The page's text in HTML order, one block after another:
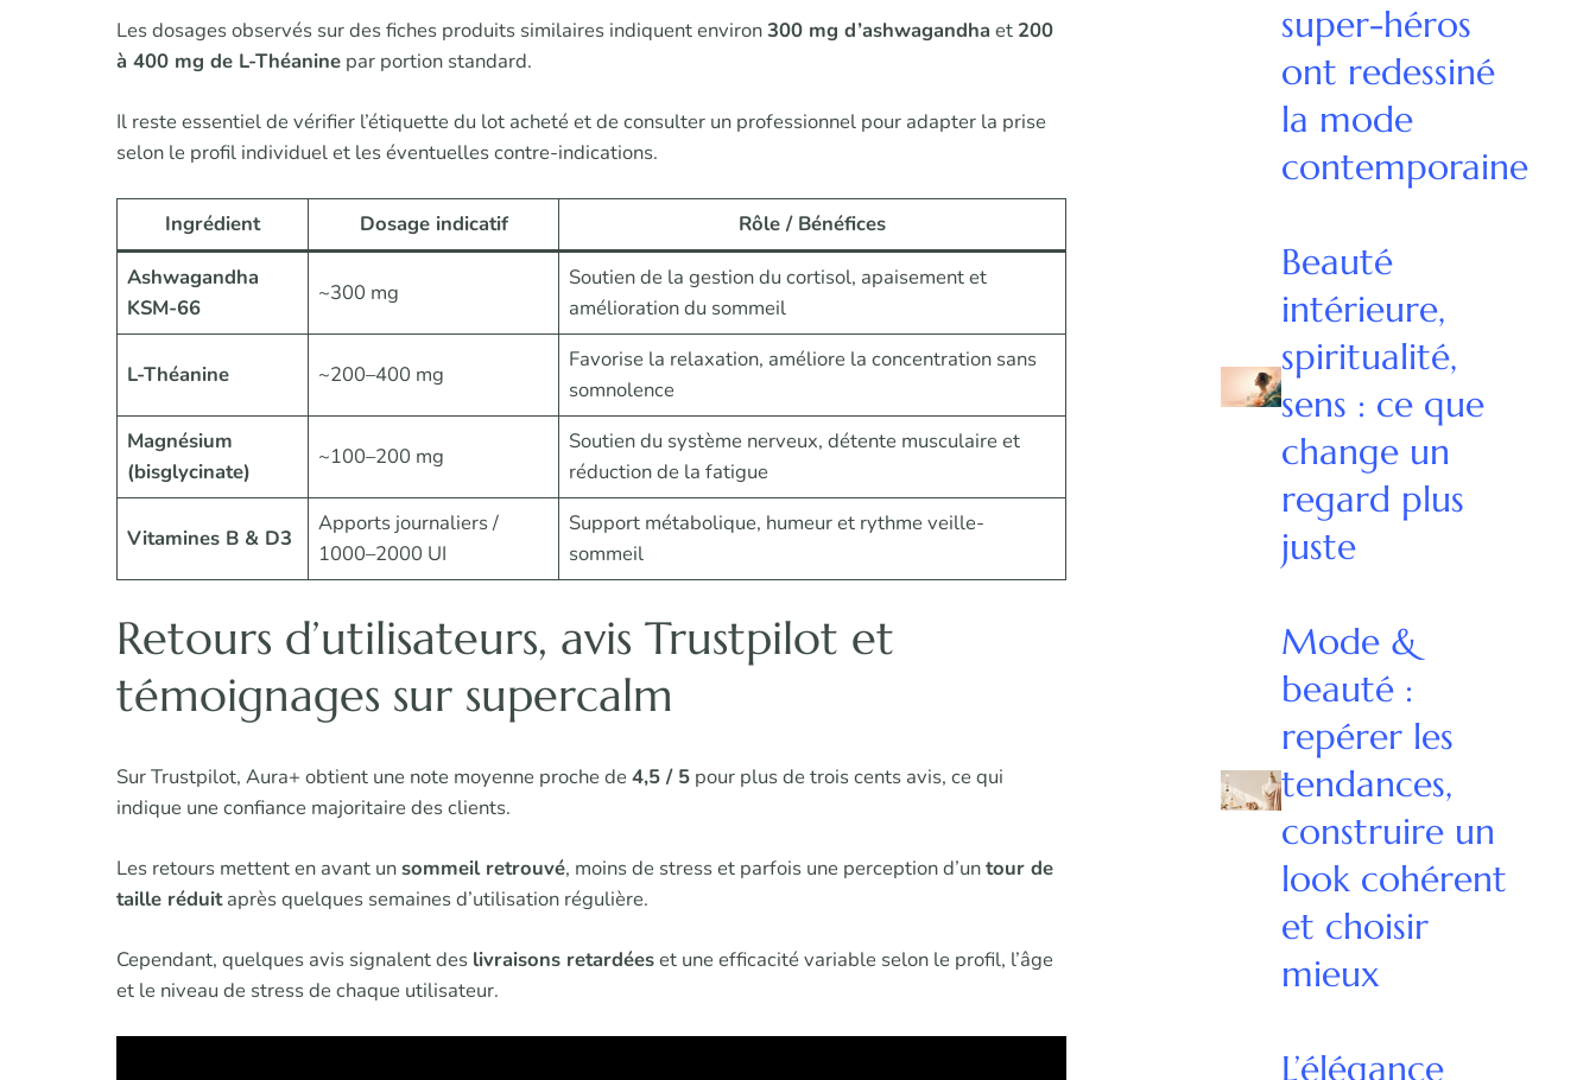
Les dosages observés sur des fiches produits similaires indiquent environ300 mg d’ashwagandha et 200
à 400 mg de L-Théanine par portion standard.
Il reste essentiel de vérifier l’étiquette du lot acheté et de consulter un professionnel pour adapter la prise
selon le profil individuel et les éventuelles contre-indications.
Ingrédient Dosage indicatif
Rôle / Bénéfices
Ashwagandha
KSM-66
~300 mg
Soutien de la gestion du cortisol, apaisement et
amélioration du sommeil
L-Théanine ~200–400 mg
Favorise la relaxation, améliore la concentration sans
somnolence
Magnésium
(bisglycinate)
~100–200 mg
Soutien du système nerveux, détente musculaire et
réduction de la fatigue
Vitamines B & D3
Apports journaliers /
1000–2000 UI
Support métabolique, humeur et rythme veille-
sommeil
Retours d’utilisateurs, avis Trustpilot et
témoignages sur supercalm
Sur Trustpilot, Aura+ obtient une note moyenne proche de 4,5 / 5 pour plus de trois cents avis, ce qui
indique une confiance majoritaire des clients.
Les retours mettent en avant unsommeil retrouvé, moins de stress et parfois une perception d’untour de
taille réduitaprès quelques semaines d’utilisation régulière.
Cependant, quelques avis signalent des livraisons retardéeset une efficacité variable selon le profil, l’âge
et le niveau de stress de chaque utilisateur.
super-héros
ont redessiné
la mode
contemporaine
Beauté
intérieure,
spiritualité,
sens : ce que
change un
regard plus
juste
Mode &
beauté :
repérer les
tendances,
construire un
look cohérent
et choisir
mieux
L’élégance